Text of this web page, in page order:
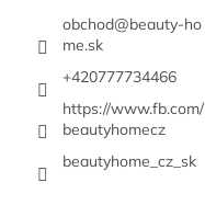
obchod@beauty-ho
me.sk
+420777734466
https://www.fb.com/
beautyhomecz
beautyhome_cz_sk